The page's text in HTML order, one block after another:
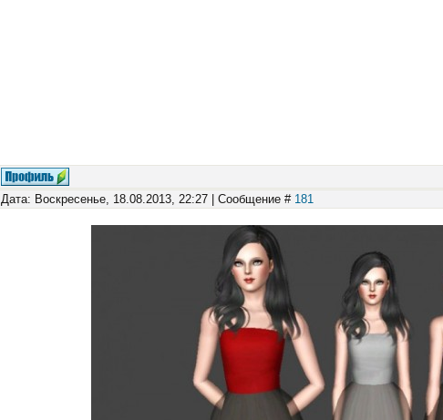
Дата: Воскресенье, 18.08.2013, 22:27 | Сообщение # 181